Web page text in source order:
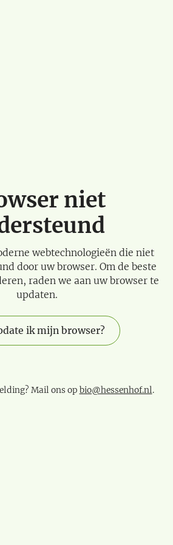
niet
webtechnologieën die niet
door uw browser. Om de beste
raden we aan uw browser te
updaten.
ik mijn browser?
Mail ons op bio@hessenhof.nl.